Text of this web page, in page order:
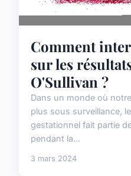
Comment
sur les
O'Sullivan ?
Dans un monde où
plus sous surveillance,
gestationnel fait partie
pendant la...
3 mars 2024